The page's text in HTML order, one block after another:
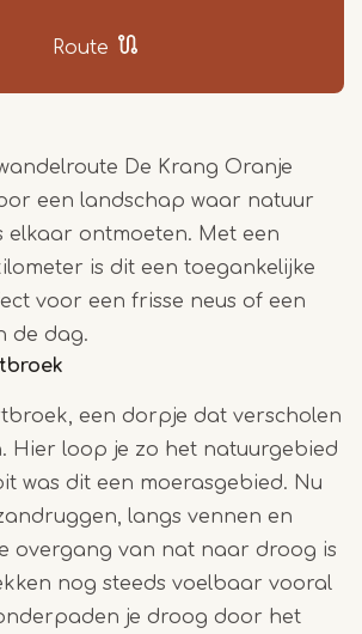
Route
De Krang Oranje
een landschap waar natuur
elkaar ontmoeten. Met een
is dit een toegankelijke
voor een frisse neus of een
de dag.
een dorpje dat verscholen
Hier loop je zo het natuurgebied
was dit een moerasgebied. Nu
langs vennen en
overgang van nat naar droog is
nog steeds voelbaar vooral
je droog door het